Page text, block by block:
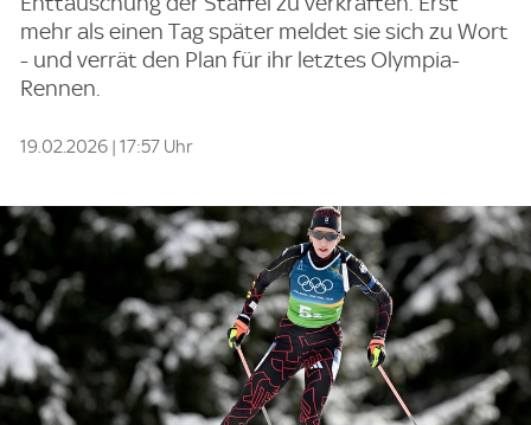
mehr als einen Tag später meldet sie sich zu Wort
- und verrät den Plan für ihr letztes Olympia-
Rennen.
19.02.2026 | 17:57 Uhr